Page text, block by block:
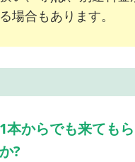
る場合もあります。
1本からでも来ても
か?